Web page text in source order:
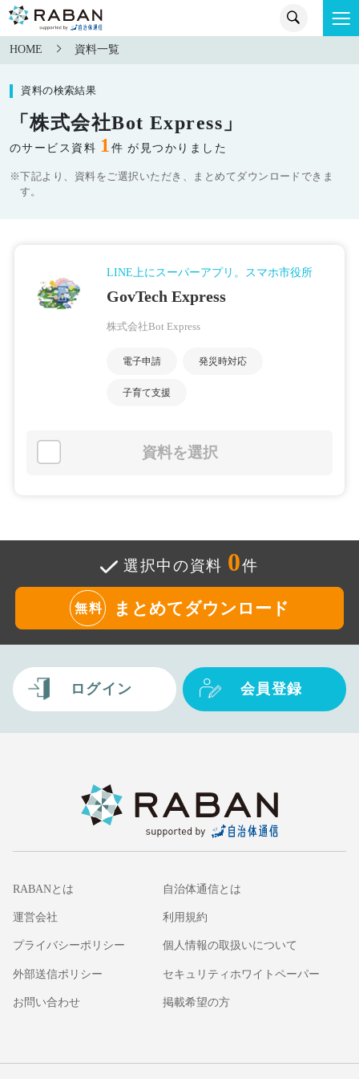
HOME 資料一覧
資料の検索結果
「株式会社Bot Express」
のサービス資料 1 件 が見つかりました
※下記より、資料をご選択いただき、まとめてダウンロードできま
す。
LINE上にスーパーアプリ。スマホ市役所
GovTech Express
株式会社Bot Express
電子申請 発災時対応
子育て支援
資料を選択
選択中の資料 0件
無料 まとめてダウンロード
ログイン 会員登録
RABANとは 自治体通信とは
運営会社 利用規約
プライバシーポリシー 個人情報の取扱いについて
外部送信ポリシー セキュリティホワイトペーパー
お問い合わせ 掲載希望の方